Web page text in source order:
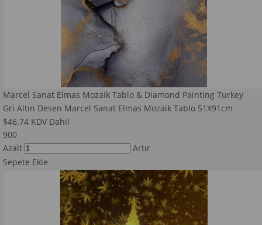
Marcel Sanat Elmas Mozaik Tablo & Diamond Painting Turkey
Gri Altın Desen Marcel Sanat Elmas Mozaik Tablo 51X91cm
$46.74 KDV Dahil
900
Azalt
Artır
Sepete Ekle